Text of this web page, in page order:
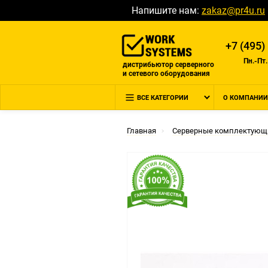
Напишите нам: zakaz@pr4u.ru
дистрибьютор серверного
и сетевого оборудования
+7
Пн.-
ВСЕ КАТЕГОРИИ О КОМПАНИИ
Главная Серверные